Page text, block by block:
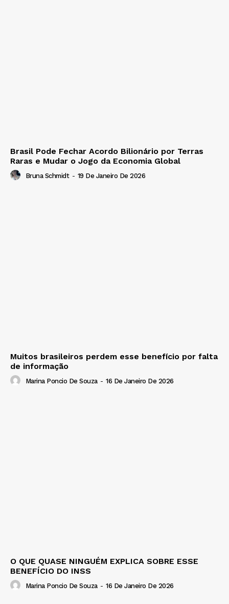
Brasil Pode Fechar Acordo Bilionário por Terras
Raras e Mudar o Jogo da Economia Global
Bruna Schmidt - 19 De Janeiro De 2026
Muitos brasileiros perdem esse benefício por falta
de informação
Marina Poncio De Souza - 16 De Janeiro De 2026
O QUE QUASE NINGUÉM EXPLICA SOBRE ESSE
BENEFÍCIO DO INSS
Marina Poncio De Souza - 16 De Janeiro De 2026